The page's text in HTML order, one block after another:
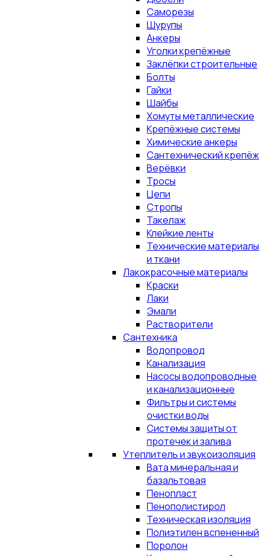
Саморезы
Шурупы
Анкеры
Уголки крепёжные
Заклёпки строительные
Болты
Гайки
Шайбы
Хомуты металлические
Крепёжные системы
Химические анкеры
Сантехнический крепёж
Верёвки
Тросы
Цепи
Стропы
Такелаж
Клейкие ленты
Технические материалы
и ткани
Лакокрасочные материалы
Краски
Лаки
Эмали
Растворители
Сантехника
Водопровод
Канализация
Насосы водопроводные
и канализационные
Фильтры и системы
очистки воды
Системы защиты от
протечек и залива
Утеплитель и звукоизоляция
Вата минеральная и
базальтовая
Пенопласт
Пенополистирол
Техническая изоляция
Полиэтилен вспененный
Поролон